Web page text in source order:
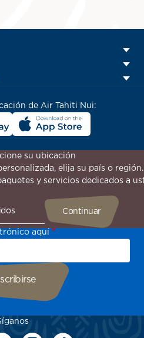
de Air Tahiti Nui:
de noticias para recibir las
nuestros destinos y
su próximo viaje.
aquí
su ubicación
elija su país o región.
y servicios dedicados a